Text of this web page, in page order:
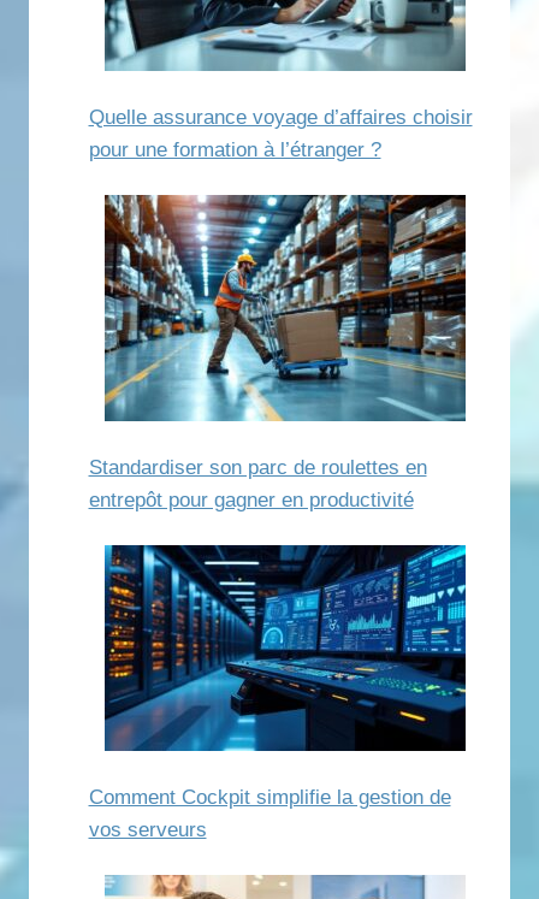
Quelle assurance voyage d’affaires choisir
pour une formation à l’étranger ?
Standardiser son parc de roulettes en
entrepôt pour gagner en productivité
Comment Cockpit simplifie la gestion de
vos serveurs